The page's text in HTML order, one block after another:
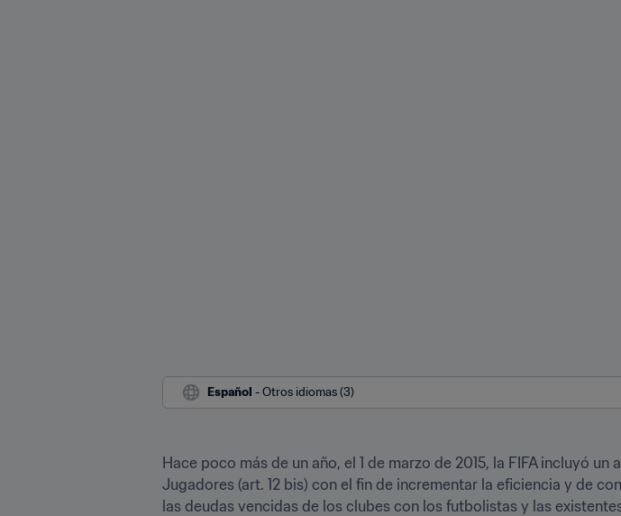
Español - Otros idiomas (3)
Hace poco más de un año, el 1 de marzo de 2015, la FIFA incluyó
Jugadores (art. 12 bis) con el fin de incrementar la eficiencia y de
las deudas vencidas de los clubes con los futbolistas y las